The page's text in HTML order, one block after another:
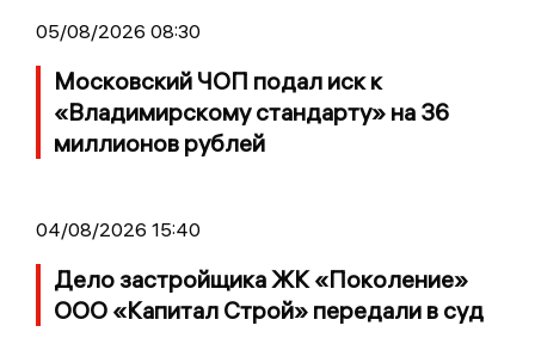
05/08/2026 08:30
Московский ЧОП подал иск к
«Владимирскому стандарту» на 36
миллионов рублей
04/08/2026 15:40
Дело застройщика ЖК «Поколение»
ООО «Капитал Строй» передали в суд